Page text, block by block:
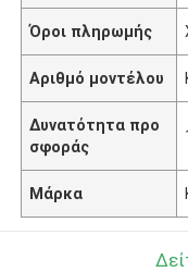
Όροι πληρωμής
Αριθμό μοντέλου
Δυνατότητα προ
σφοράς
Μάρκα